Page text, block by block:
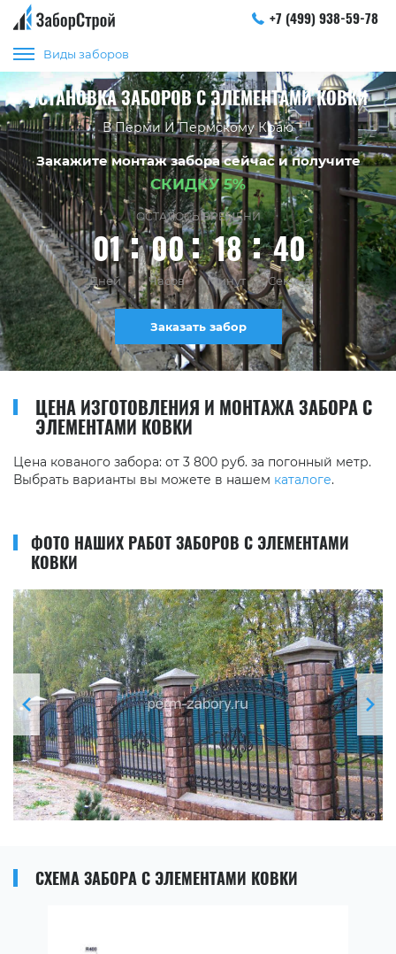
+7 (499) 938-59-78
Виды заборов
УСТАНОВКА ЗАБОРОВ С ЭЛЕМЕНТАМИ КОВКИ
В Перми И Пермскому Краю
Закажите монтаж забора сейчас и получите
СКИДКУ 5%
ОСТАЛОСЬ ВРЕМЕНИ
01 00 18 40
Дней Часов Минут Секунд
Заказать забор
ЦЕНА ИЗГОТОВЛЕНИЯ И МОНТАЖА ЗАБОРА С
ЭЛЕМЕНТАМИ КОВКИ
Цена кованого забора: от 3 800 руб. за погонный метр.
Выбрать варианты вы можете в нашем каталоге.
ФОТО НАШИХ РАБОТ ЗАБОРОВ С ЭЛЕМЕНТАМИ
КОВКИ
СХЕМА ЗАБОРА С ЭЛЕМЕНТАМИ КОВКИ